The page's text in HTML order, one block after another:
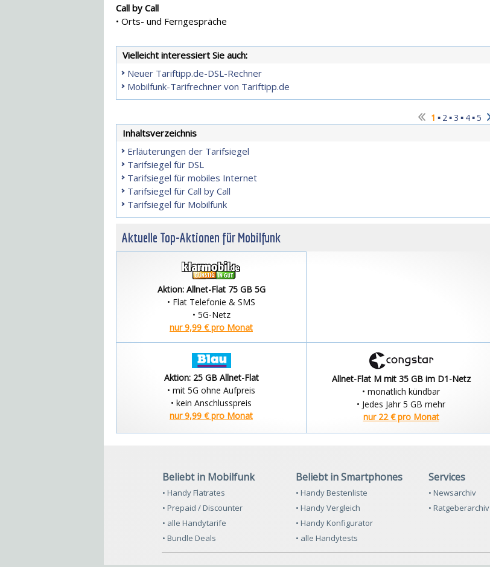
Call by Call
• Orts- und Ferngespräche
Vielleicht interessiert Sie auch:
Neuer Tariftipp.de-DSL-Rechner
Mobilfunk-Tarifrechner von Tariftipp.de
1 ▪ 2▪ 3 ▪ 4▪5
Inhaltsverzeichnis
Erläuterungen der Tarifsiegel
Tarifsiegel für DSL
Tarifsiegel für mobiles Internet
Tarifsiegel für Call by Call
Tarifsiegel für Mobilfunk
Aktuelle Top-Aktionen für Mobilfunk
Aktion: Allnet-Flat 75 GB 5G
• Flat Telefonie & SMS
• 5G-Netz
nur 9,99 € pro Monat
Aktion: 25 GB Allnet-Flat
• mit 5G ohne Aufpreis
• kein Anschlusspreis
nur 9,99 € pro Monat
Allnet-Flat M mit 35 GB im D1-Netz
• monatlich kündbar
• Jedes Jahr 5 GB mehr
nur 22 € pro Monat
Beliebt in Mobilfunk
• Handy Flatrates
• Prepaid / Discounter
• alle Handytarife
• Bundle Deals
Beliebt in Smartphones
• Handy Bestenliste
• Handy Vergleich
• Handy Konfigurator
• alle Handytests
Services
• Newsarchiv
• Ratgeberarchiv